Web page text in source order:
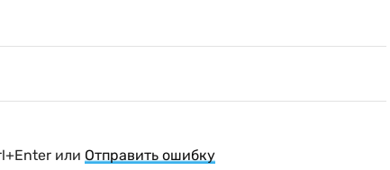
или Отправить ошибку